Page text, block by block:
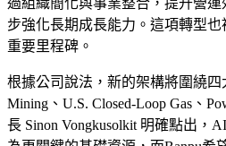
過組織簡化與事業整合，提升營
步強化長期成長能力。這項轉型也
重要里程碑。
根據公司說法，新的架構將圍繞四
Mining、U.S. Closed-Loop Gas、
長 Sinon Vongkusolkit 明確點出，